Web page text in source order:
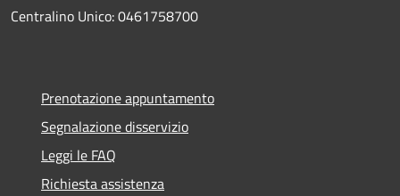
Centralino Unico: 0461758700
Prenotazione appuntamento
Segnalazione disservizio
Leggi le FAQ
Richiesta assistenza